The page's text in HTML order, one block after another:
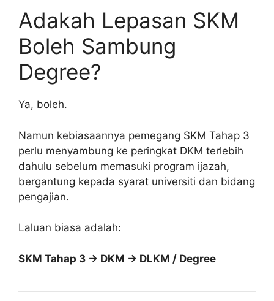
Adakah Lepasan SKM
Boleh Sambung
Degree?
Ya, boleh.
Namun kebiasaannya pemegang SKM Tahap 3
perlu menyambung ke peringkat DKM terlebih
dahulu sebelum memasuki program ijazah,
bergantung kepada syarat universiti dan bidang
pengajian.
Laluan biasa adalah:
SKM Tahap 3 → DKM → DLKM / Degree